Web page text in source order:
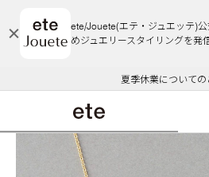
ete/Jouete(エテ・ジュエッテ)
めジュエリースタイリングを発信
エコラッピング及びエコポイ
ご注文いただいたお品物のお
夏季休業についての
WEB Limited
採用のご案内
悪質な偽サイトにご注
エコラッピング及びエコポイ
ご注文いただいたお品物のお